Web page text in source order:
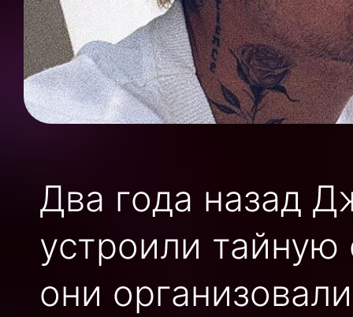
Два года назад
устроили тайную
они